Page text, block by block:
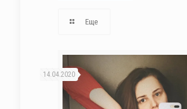
Еще
14.04.2020